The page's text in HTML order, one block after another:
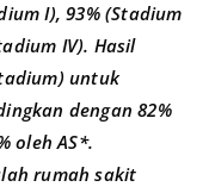
I), 93% (Stadium
IV). Hasil
untuk
dengan 82%
oleh AS*.
rumah sakit